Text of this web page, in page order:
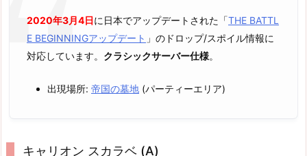
2020年3月4日に日本でアップデートされた「THE BATTL
E BEGINNINGアップデート 」のドロップ/スポイル情報に
対応しています。 クラシックサーバー仕様。
出現場所: 帝国の墓地 (パーティーエリア)
キャリオン スカラベ (A)